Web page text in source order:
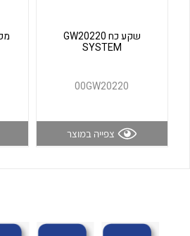
לכל מוצרי היצרן
שקע כח GW20220
SYSTEM
00GW20220
צפייה במוצר